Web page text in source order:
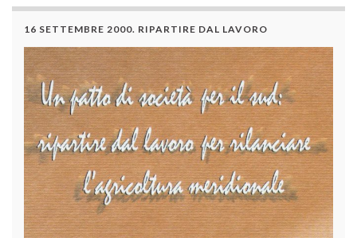
16 SETTEMBRE 2000. RIPARTIRE DAL LAVORO